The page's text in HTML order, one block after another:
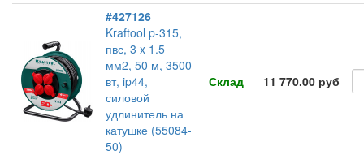
#427126
Kraftool p-315,
пвс, 3 x 1.5
мм2, 50 м, 3500
вт, ip44,
силовой
удлинитель на
катушке (55084-
50)
Склад 11 770.00 руб